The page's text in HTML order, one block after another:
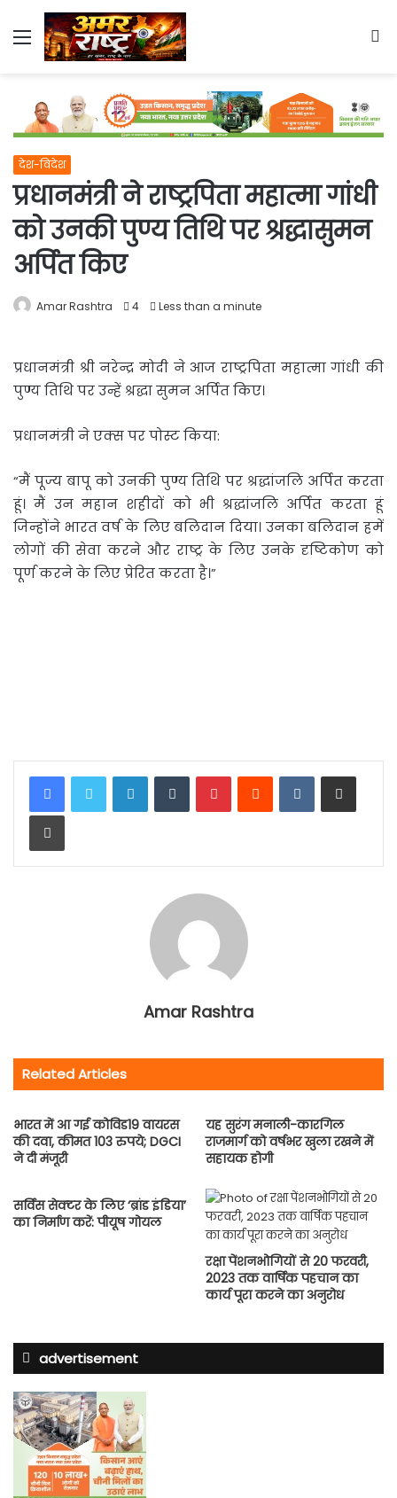
Menu
देश-विदेश
प्रधानमंत्री ने राष्ट्रपिता महात्मा गांधी
को उनकी पुण्य तिथि पर श्रद्धासुमन
अर्पित किए
Amar Rashtra 4 Less than a minute
प्रधानमंत्री श्री नरेन्द्र मोदी ने आज राष्ट्रपिता महात्मा गांधी की
पुण्य तिथि पर उन्हें श्रद्धा सुमन अर्पित किए।
प्रधानमंत्री ने एक्स पर पोस्ट किया:
“मैं पूज्य बापू को उनकी पुण्य तिथि पर श्रद्धांजलि अर्पित करता
हूं। मैं उन महान शहीदों को भी श्रद्धांजलि अर्पित करता हूं
जिन्‍होंने भारत वर्ष के लिए बलिदान दिया। उनका बलिदान हमें
लोगों की सेवा करने और राष्ट्र के लिए उनके दृष्टिकोण को
पूर्ण करने के लिए प्रेरित करता है।”
LinkedInTumblrPinterestReddit VKontakteShare via Email
Print
Amar Rashtra
Related Articles
भारत में आ गई कोविड19 वायरस
की दवा, कीमत 103 रुपये; DGCI
ने दी मंजूरी
यह सुरंग मनाली-कारगिल
राजमार्ग को वर्षभर खुला रखने में
सहायक होगी
सर्विस सेक्‍टर के लिए ‘ब्रांड इंडिया’
का निर्माण करें: पीयूष गोयल
रक्षा पेंशनभोगियों से 20 फरवरी,
2023 तक वार्षिक पहचान का
कार्य पूरा करने का अनुरोध
advertisement